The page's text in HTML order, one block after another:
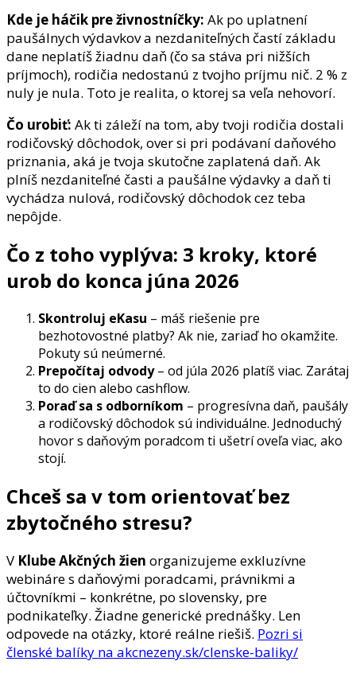
Kde je háčik pre živnostníčky: Ak po uplatnení
paušálnych výdavkov a nezdaniteľných častí základu
dane neplatíš žiadnu daň (čo sa stáva pri nižších
príjmoch), rodičia nedostanú z tvojho príjmu nič. 2 % z
nuly je nula. Toto je realita, o ktorej sa veľa nehovorí.
Čo urobiť: Ak ti záleží na tom, aby tvoji rodičia dostali
rodičovský dôchodok, over si pri podávaní daňového
priznania, aká je tvoja skutočne zaplatená daň. Ak
plníš nezdaniteľné časti a paušálne výdavky a daň ti
vychádza nulová, rodičovský dôchodok cez teba
nepôjde.
Čo z toho vyplýva: 3 kroky, ktoré
urob do konca júna 2026
Skontroluj eKasu – máš riešenie pre
bezhotovostné platby? Ak nie, zariaď ho okamžite.
Pokuty sú neúmerné.
Prepočítaj odvody– od júla 2026 platíš viac. Zarátaj
to do cien alebo cashflow.
Poraď sa s odborníkom – progresívna daň, paušály
a rodičovský dôchodok sú individuálne. Jednoduchý
hovor s daňovým poradcom ti ušetrí oveľa viac, ako
stojí.
Chceš sa v tom orientovať bez
zbytočného stresu?
V Klube Akčných žien organizujeme exkluzívne
webináre s daňovými poradcami, právnikmi a
účtovníkmi – konkrétne, po slovensky, pre
podnikateľky. Žiadne generické prednášky. Len
odpovede na otázky, ktoré reálne riešiš. Pozri si
členské balíky na akcnezeny.sk/clenske-baliky/